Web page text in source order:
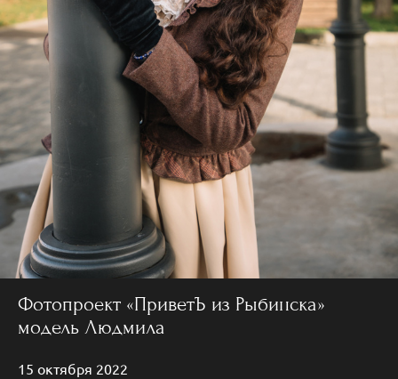
Фотопроект «ПриветЪ из Рыбинска»
модель Людмила
15 октября 2022